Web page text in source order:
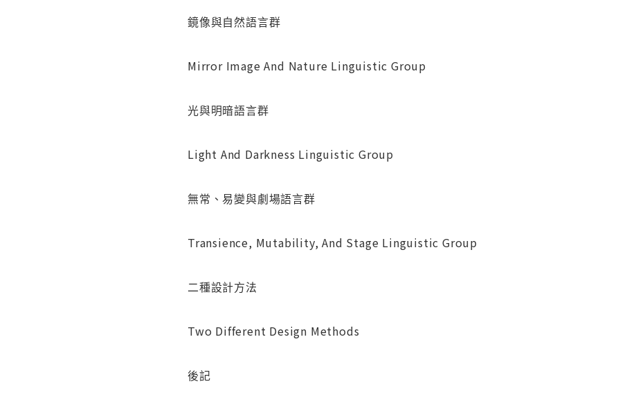
鏡像與自然語言群
Mirror Image And Nature Linguistic Group
光與明暗語言群
Light And Darkness Linguistic Group
無常、易變與劇場語言群
Transience, Mutability, And Stage Linguistic Group
二種設計方法
Two Different Design Methods
後記